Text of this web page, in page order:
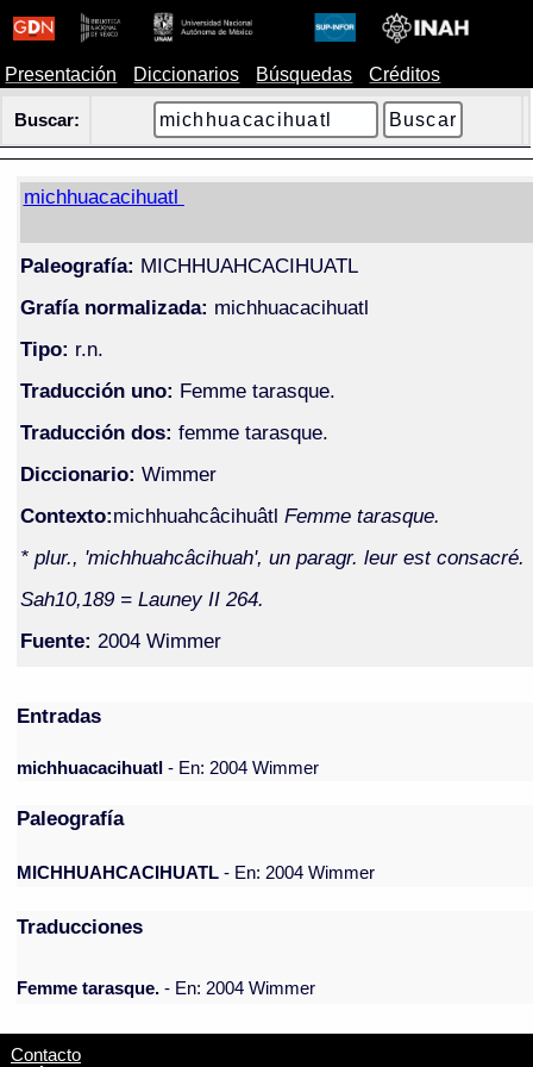
Presentación Diccionarios Búsquedas Créditos
Buscar:
michhuacacihuatl
Paleografía: MICHHUAHCACIHUATL
Grafía normalizada: michhuacacihuatl
Tipo: r.n.
Traducción uno: Femme tarasque.
Traducción dos: femme tarasque.
Diccionario: Wimmer
Contexto:michhuahcâcihuâtl Femme tarasque.
* plur., 'michhuahcâcihuah', un paragr. leur est consacré.
Sah10,189 = Launey II 264.
Fuente: 2004 Wimmer
Entradas
michhuacacihuatl- En: 2004 Wimmer
Paleografía
MICHHUAHCACIHUATL - En: 2004 Wimmer
Traducciones
Femme tarasque. - En: 2004 Wimmer
Contacto